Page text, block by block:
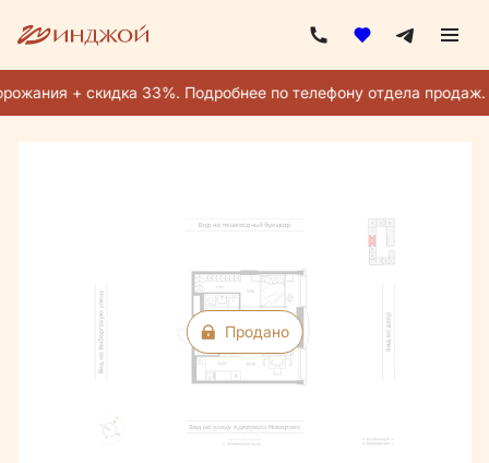
+ скидка 33%. Подробнее по телефону отдела продаж.
2-комнатная41.2 м
Ипотекаот 104 840 руб./мес.
Продано